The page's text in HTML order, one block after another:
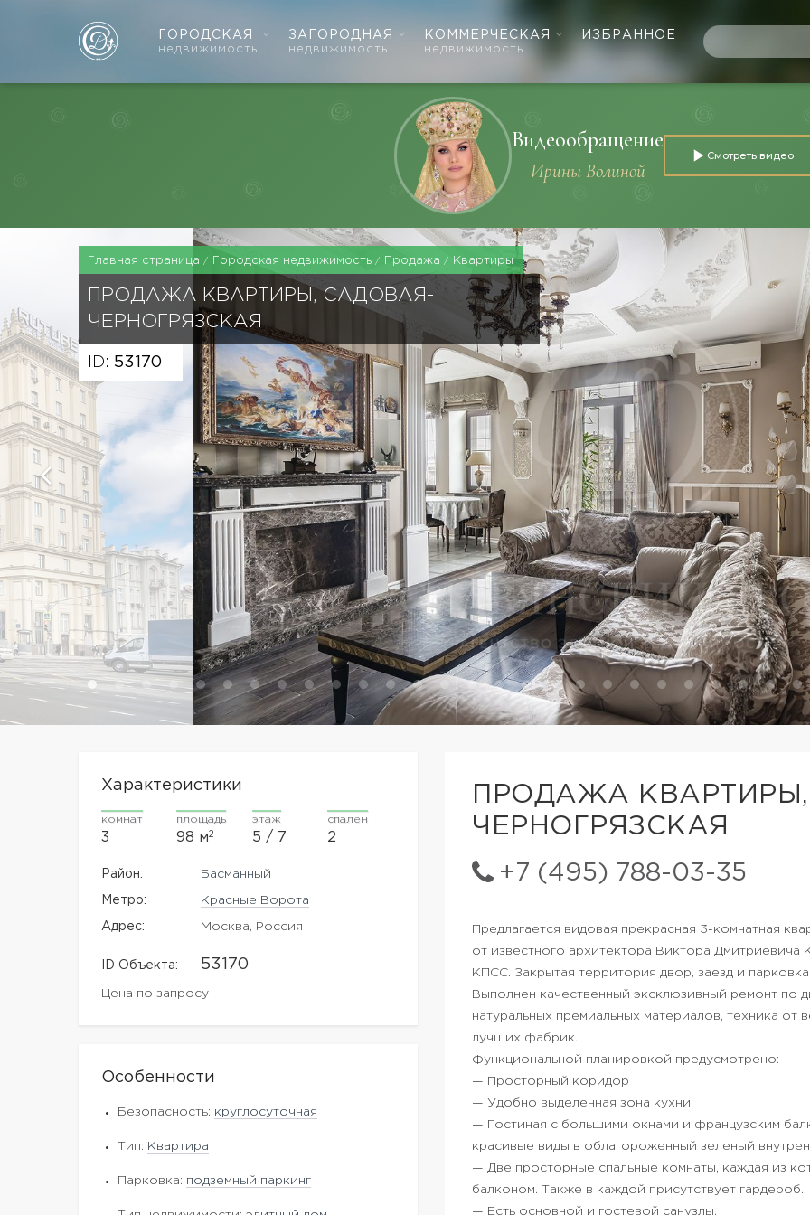
ГОРОДСКАЯ
недвижимость
ЗАГОРОДНАЯ
недвижимость
КОММЕРЧЕСКАЯ
недвижимость
ИЗБРАННОЕ
Видеообращение
Ирины Волиной
Смотреть видео
Главная страница Городская недвижимость Продажа Квартиры
ПРОДАЖА КВАРТИРЫ, САДОВАЯ-
ЧЕРНОГРЯЗСКАЯ
ID: 53170
ПРОДАЖА
ЧЕРНОГРЯЗСКАЯ
+7 (495) 788-03-35
Характеристики
комнат
3
площадь
98 м2
этаж
5 / 7
спален
2
Район: Басманный
Метро: Красные Ворота
Адрес: Москва, Россия
ID Объекта: 53170
Цена по запросу
Особенности
Безопасность: круглосуточная
Тип: Квартира
Парковка: подземный паркинг
Предлагается видовая прекрасная 3-комнатная
от известного архитектора Виктора Дмитриевича
КПСС. Закрытая территория двор, заезд и
Выполнен качественный эксклюзивный ремонт по
натуральных премиальных материалов, техника
лучших фабрик.
Функциональной планировкой предусмотрено:
— Просторный коридор
— Удобно выделенная зона кухни
— Гостиная с большими окнами и французским
красивые виды в облагороженный зеленый
— Две просторные спальные комнаты, каждая из
балконом. Также в каждой присутствует гардероб.
— Есть основной и гостевой санузлы.